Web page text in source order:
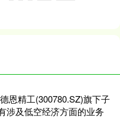
恩精工(300780.SZ)旗下子
涉及低空经济方面的业务